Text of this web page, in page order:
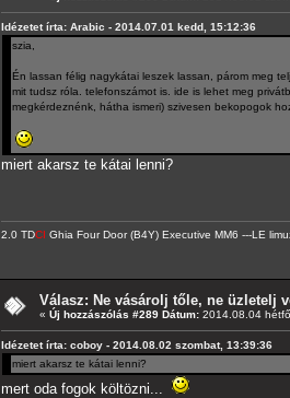
Idézetet írta: Arabic - 2014.07.01 kedd, 15:12:36
szia,
Én lassan félig nagykátai leszek lassan, párom meg
mit tudsz róla. telefonszámot is. ide is lehet meg
megkérdeznénk, hátha ismeri) szivesen bekopogok
miert akarsz te kátai lenni?
2.0 TDCI Ghia Four Door (B4Y) Executive MM6 ---LE
Válasz: Ne vásárolj tőle, ne üzletelj
« Új hozzászólás #289 Dátum: 2014.08.04
Idézetet írta: coboy - 2014.08.02 szombat, 13:39:36
miert akarsz te kátai lenni?
mert oda fogok költözni...